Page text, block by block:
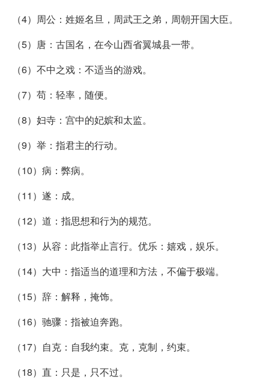
（4）周公：姓姬名旦，周武王之弟，周朝开国大臣。
（5）唐：古国名，在今山西省翼城县一带。
（6）不中之戏：不适当的游戏。
（7）苟：轻率，随便。
（8）妇寺：宫中的妃嫔和太监。
（9）举：指君主的行动。
（10）病：弊病。
（11）遂：成。
（12）道：指思想和行为的规范。
（13）从容：此指举止言行。优乐：嬉戏，娱乐。
（14）大中：指适当的道理和方法，不偏于极端。
（15）辞：解释，掩饰。
（16）驰骤：指被迫奔跑。
（17）自克：自我约束。克，克制，约束。
（18）直：只是，只不过。